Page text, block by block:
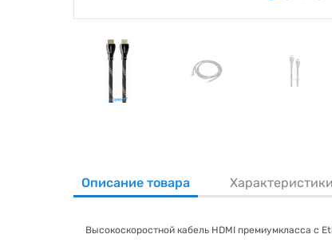
Описание товара Характеристики
Высокоскоростной кабель HDMI премиумкласса с